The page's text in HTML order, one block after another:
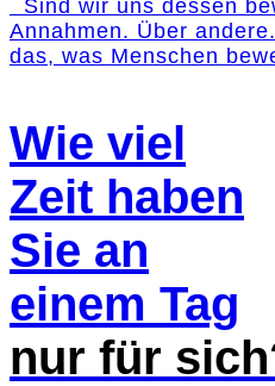
Sind wir uns dessen
Annahmen. Über
das, was Menschen
Wie viel
Zeit haben
Sie an
einem Tag
nur für